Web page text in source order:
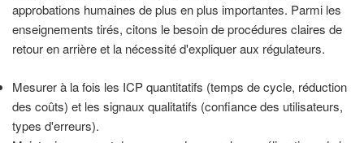
approbations humaines de plus en plus importantes. Parmi les
enseignements tirés, citons le besoin de procédures claires de
retour en arrière et la nécessité d'expliquer aux régulateurs.
Mesurer à la fois les ICP quantitatifs (temps de cycle, réduction
des coûts) et les signaux qualitatifs (confiance des utilisateurs,
types d'erreurs).